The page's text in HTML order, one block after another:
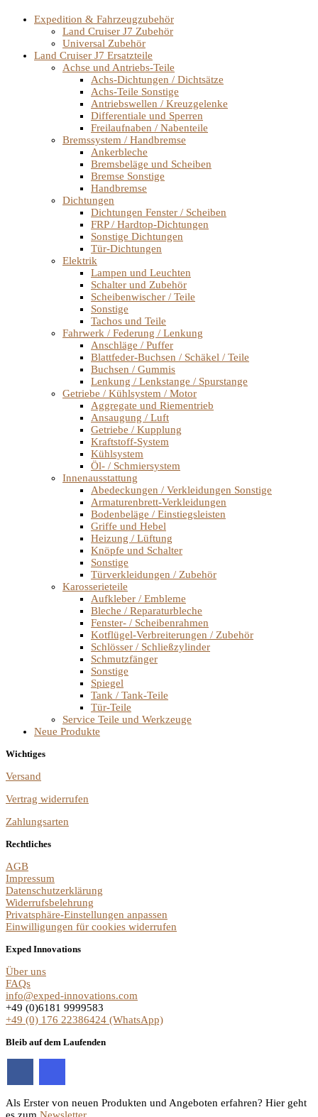
Expedition & Fahrzeugzubehör
Land Cruiser J7 Zubehör
Universal Zubehör
Land Cruiser J7 Ersatzteile
Achse und Antriebs-Teile
Achs-Dichtungen / Dichtsätze
Achs-Teile Sonstige
Antriebswellen / Kreuzgelenke
Differentiale und Sperren
Freilaufnaben / Nabenteile
Bremssystem / Handbremse
Ankerbleche
Bremsbeläge und Scheiben
Bremse Sonstige
Handbremse
Dichtungen
Dichtungen Fenster / Scheiben
FRP / Hardtop-Dichtungen
Sonstige Dichtungen
Tür-Dichtungen
Elektrik
Lampen und Leuchten
Schalter und Zubehör
Scheibenwischer / Teile
Sonstige
Tachos und Teile
Fahrwerk / Federung / Lenkung
Anschläge / Puffer
Blattfeder-Buchsen / Schäkel / Teile
Buchsen / Gummis
Lenkung / Lenkstange / Spurstange
Getriebe / Kühlsystem / Motor
Aggregate und Riementrieb
Ansaugung / Luft
Getriebe / Kupplung
Kraftstoff-System
Kühlsystem
Öl- / Schmiersystem
Innenausstattung
Abedeckungen / Verkleidungen Sonstige
Armaturenbrett-Verkleidungen
Bodenbeläge / Einstiegsleisten
Griffe und Hebel
Heizung / Lüftung
Knöpfe und Schalter
Sonstige
Türverkleidungen / Zubehör
Karosserieteile
Aufkleber / Embleme
Bleche / Reparaturbleche
Fenster- / Scheibenrahmen
Kotflügel-Verbreiterungen / Zubehör
Schlösser / Schließzylinder
Schmutzfänger
Sonstige
Spiegel
Tank / Tank-Teile
Tür-Teile
Service Teile und Werkzeuge
Neue Produkte
Wichtiges
Versand
Vertrag widerrufen
Zahlungsarten
Rechtliches
AGB
Impressum
Datenschutzerklärung
Widerrufsbelehrung
Privatsphäre-Einstellungen anpassen
Einwilligungen für cookies widerrufen
Exped Innovations
Über uns
FAQs
info@exped-innovations.com
+49 (0)6181 9999583
+49 (0) 176 22386424 (WhatsApp)
Bleib auf dem Laufenden
Als Erster von neuen Produkten und Angeboten erfahren? Hier geht
es zum Newsletter.